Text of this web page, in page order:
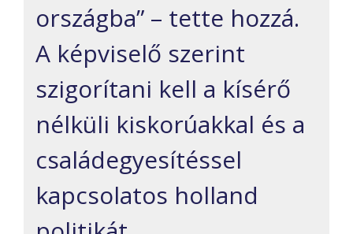
országba” – tette hozzá.
A képviselő szerint
szigorítani kell a kísérő
nélküli kiskorúakkal és a
családegyesítéssel
kapcsolatos holland